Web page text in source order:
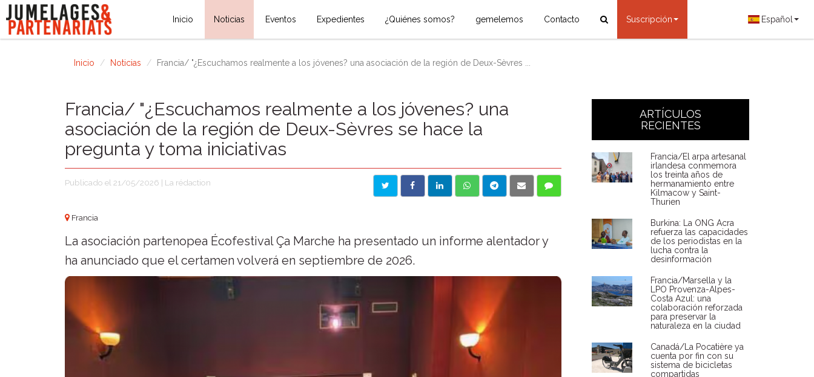
Inicio Noticias Eventos Expedientes ¿Quiénes somos? gemelemos Contacto Suscripción Español
Inicio Noticias Francia/ "¿Escuchamos realmente a los jóvenes? una asociación de la región de Deux-Sèvres ...
Francia/ "¿Escuchamos realmente a los jóvenes? una
asociación de la región de Deux-Sèvres se hace la
pregunta y toma iniciativas
Publicado el 21/05/2026 | La rédaction
Francia
La asociación partenopea Écofestival Ça Marche ha presentado un informe alentador y
ha anunciado que el certamen volverá en septiembre de 2026.
ARTÍCULOS
RECIENTES
Francia/El arpa artesanal
irlandesa conmemora
los treinta años de
hermanamiento entre
Kilmacow y Saint-
Thurien
Burkina: La ONG Acra
refuerza las capacidades
de los periodistas en la
lucha contra la
desinformación
Francia/Marsella y la
LPO Provenza-Alpes-
Costa Azul: una
colaboración reforzada
para preservar la
naturaleza en la ciudad
Canadá/La Pocatière ya
cuenta por fin con su
sistema de bicicletas
compartidas